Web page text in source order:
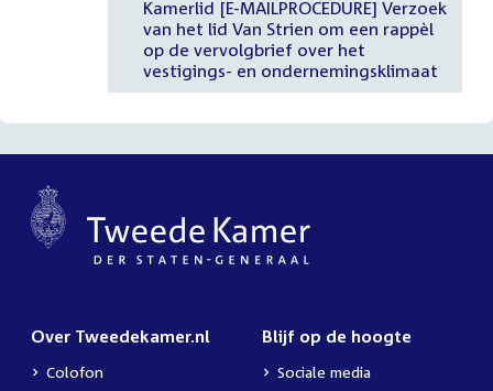
Kamerlid [E-MAILPROCEDURE] Verzoek
van het lid Van Strien om een rappèl
op de vervolgbrief over het
vestigings- en ondernemingsklimaat
Over Tweedekamer.nl
Colofon
Blijf op de hoogte
Sociale media